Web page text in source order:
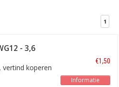
1
- 3,6
vertind koperen
€1,50
Informatie